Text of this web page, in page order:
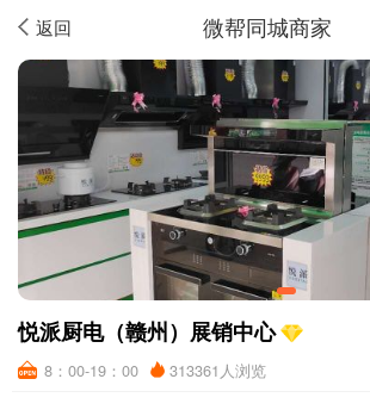
返回 微帮同城商家
悦派厨电（赣州）展销中心
8：00-19：00 313361人浏览